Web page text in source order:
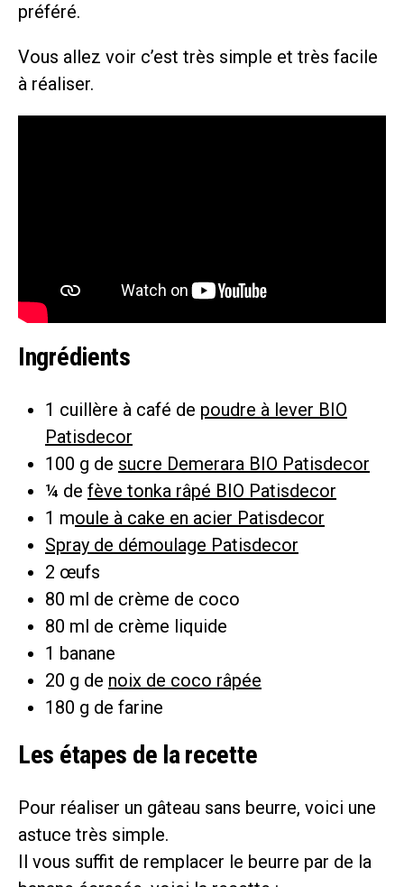
préféré.
Vous allez voir c’est très simple et très facile
à réaliser.
Ingrédients
1 cuillère à café de poudre à lever BIO
Patisdecor
100 g de sucre Demerara BIO Patisdecor
¼ de fève tonka râpé BIO Patisdecor
1 moule à cake en acier Patisdecor
Spray de démoulage Patisdecor
2 œufs
80 ml de crème de coco
80 ml de crème liquide
1 banane
20 g de noix de coco râpée
180 g de farine
Les étapes de la recette
Pour réaliser un gâteau sans beurre, voici une
astuce très simple.
Il vous suffit de remplacer le beurre par de la